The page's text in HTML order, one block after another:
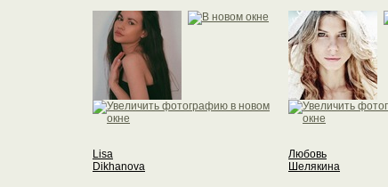
Lisa
Dikhanova
Любовь
Шелякина